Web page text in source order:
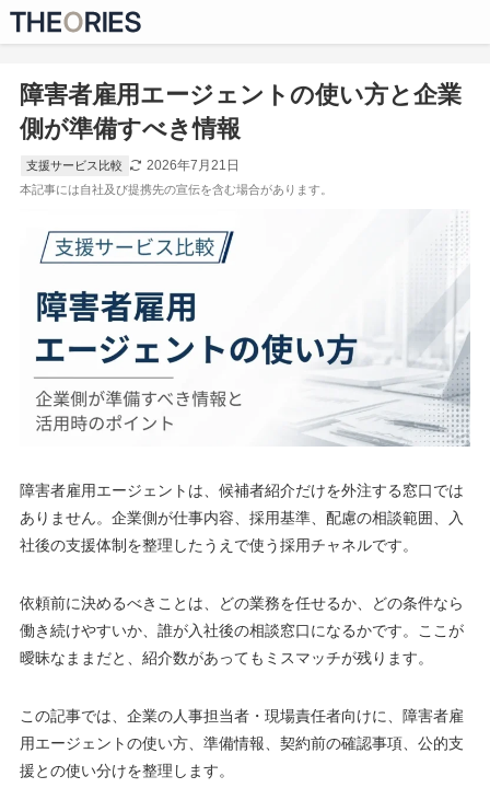
障害者雇用エージェントの使い方と企業
側が準備すべき情報
支援サービス比較 2026年7月21日
障害者雇用エージェントは、候補者紹介だけを外注する窓口では
ありません。企業側が仕事内容、採用基準、配慮の相談範囲、入
社後の支援体制を整理したうえで使う採用チャネルです。
依頼前に決めるべきことは、どの業務を任せるか、どの条件なら
働き続けやすいか、誰が入社後の相談窓口になるかです。ここが
曖昧なままだと、紹介数があってもミスマッチが残ります。
この記事では、企業の人事担当者・現場責任者向けに、障害者雇
用エージェントの使い方、準備情報、契約前の確認事項、公的支
援との使い分けを整理します。